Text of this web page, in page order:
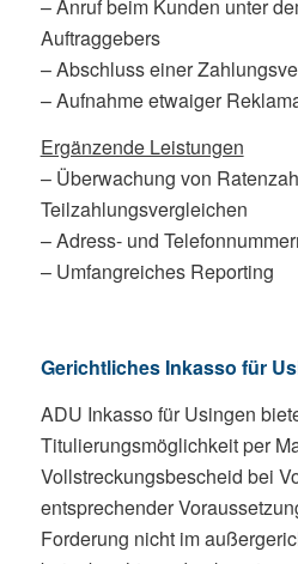
– Anruf beim Kunden unter
Auftraggebers
– Abschluss einer
– Aufnahme etwaiger
Ergänzende Leistungen
– Überwachung von
Teilzahlungsvergleichen
– Adress- und
– Umfangreiches Reporting
Gerichtliches Inkasso für
ADU Inkasso für Usingen
Titulierungsmöglichkeit per
Vollstreckungsbescheid bei
entsprechender
Forderung nicht im